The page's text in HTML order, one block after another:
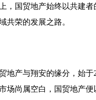
，国贸地产始终以共建者
共荣的发展之路。
地产与翔安的缘分，始于
场尚属空白，国贸地产